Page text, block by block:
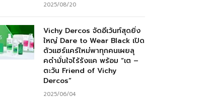
2025/08/20
Vichy Dercos จัดอีเว้นท์สุดยิ่ง
ใหญ่ Dare to Wear Black เปิด
ตัวแฮร์แคร์ใหม่พาทุกคนเผยลุ
คดำมั่นใจไร้รังแค พร้อม “เต –
ตะวัน Friend of Vichy
Dercos”
2025/06/04